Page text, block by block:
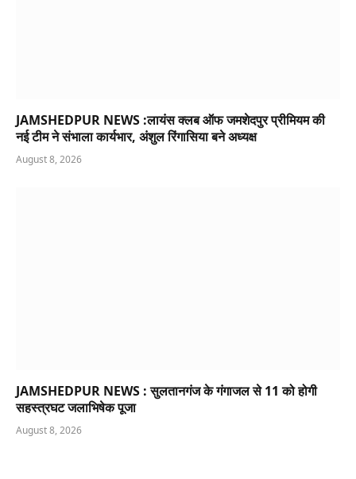
JAMSHEDPUR NEWS :लायंस क्लब ऑफ जमशेदपुर प्रीमियम की
नई टीम ने संभाला कार्यभार, अंशुल रिंगासिया बने अध्यक्ष
August 8, 2026
JAMSHEDPUR NEWS : सुलतानगंज के गंगाजल से 11 को होगी
सहस्त्रघट जलाभिषेक पूजा
August 8, 2026